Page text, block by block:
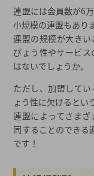
連盟には会員数が6
小規模の連盟もあり
連盟の規模が大き
ぴょう性やサービ
はないでしょうか。
ただし、加盟して
ょう性に欠けるとい
連盟によってさま
同することのできる
です！